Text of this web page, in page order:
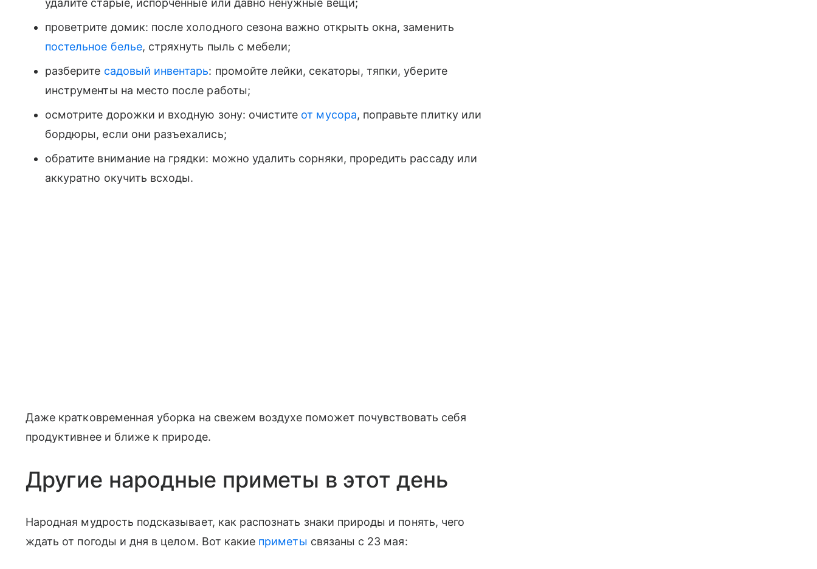
удалите старые, испорченные или давно ненужные вещи;
проветрите домик: после холодного сезона важно открыть окна, заменить
постельное белье, стряхнуть пыль с мебели;
разберите садовый инвентарь: промойте лейки, секаторы, тяпки, уберите
инструменты на место после работы;
осмотрите дорожки и входную зону: очистите от мусора, поправьте плитку или
бордюры, если они разъехались;
обратите внимание на грядки: можно удалить сорняки, проредить рассаду или
аккуратно окучить всходы.
Даже кратковременная уборка на свежем воздухе поможет почувствовать себя
продуктивнее и ближе к природе.
Другие народные приметы в этот день
Народная мудрость подсказывает, как распознать знаки природы и понять, чего
ждать от погоды и дня в целом. Вот какие приметы связаны с 23 мая: